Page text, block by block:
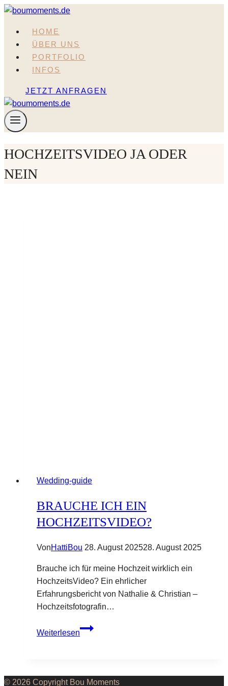
Zum
springenHOME
ÜBER UNS
PORTFOLIO
INFOS
JETZT ANFRAGEN
HOCHZEITSVIDEO JA ODER
NEIN
Wedding-guide
BRAUCHE ICH EIN
HOCHZEITSVIDEO?
VonHattiBou 28. August 202528. August 2025
Brauche ich für meine Hochzeit wirklich ein
HochzeitsVideo? Ein ehrlicher
Erfahrungsbericht von Nathalie & Christian –
Hochzeitsfotografin…
Weiterlesen
Brauche
© 2026 Copyright Bou Moments